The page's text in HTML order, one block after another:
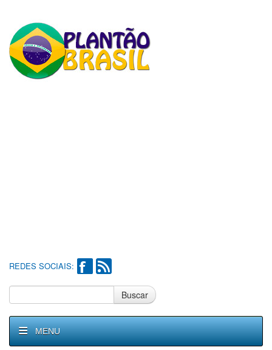
REDES SOCIAIS:
Buscar
MENU